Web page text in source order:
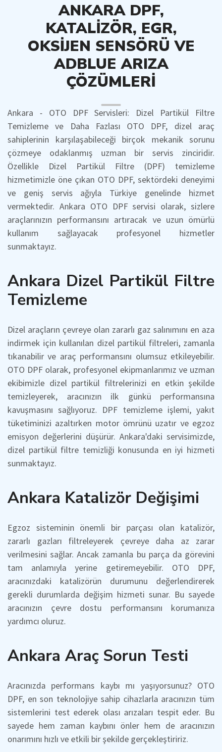
ANKARA DPF,
KATALİZÖR, EGR,
OKSİJEN SENSÖRÜ VE
ADBLUE ARIZA
ÇÖZÜMLERİ
Ankara - OTO DPF Servisleri: Dizel Partikül Filtre
Temizleme ve Daha Fazlası OTO DPF, dizel araç
sahiplerinin karşılaşabileceği birçok mekanik sorunu
çözmeye odaklanmış uzman bir servis zinciridir.
Özellikle Dizel Partikül Filtre (DPF) temizleme
hizmetimizle öne çıkan OTO DPF, sektördeki deneyimi
ve geniş servis ağıyla Türkiye genelinde hizmet
vermektedir. Ankara OTO DPF servisi olarak, sizlere
araçlarınızın performansını artıracak ve uzun ömürlü
kullanım sağlayacak profesyonel hizmetler
sunmaktayız.
Ankara Dizel Partikül Filtre
Temizleme
Dizel araçların çevreye olan zararlı gaz salınımını en aza
indirmek için kullanılan dizel partikül filtreleri, zamanla
tıkanabilir ve araç performansını olumsuz etkileyebilir.
OTO DPF olarak, profesyonel ekipmanlarımız ve uzman
ekibimizle dizel partikül filtrelerinizi en etkin şekilde
temizleyerek, aracınızın ilk günkü performansına
kavuşmasını sağlıyoruz. DPF temizleme işlemi, yakıt
tüketiminizi azaltırken motor ömrünü uzatır ve egzoz
emisyon değerlerini düşürür. Ankara'daki servisimizde,
dizel partikül filtre temizliği konusunda en iyi hizmeti
sunmaktayız.
Ankara Katalizör Değişimi
Egzoz sisteminin önemli bir parçası olan katalizör,
zararlı gazları filtreleyerek çevreye daha az zarar
verilmesini sağlar. Ancak zamanla bu parça da görevini
tam anlamıyla yerine getiremeyebilir. OTO DPF,
aracınızdaki katalizörün durumunu değerlendirerek
gerekli durumlarda değişim hizmeti sunar. Bu sayede
aracınızın çevre dostu performansını korumanıza
yardımcı oluruz.
Ankara Araç Sorun Testi
Aracınızda performans kaybı mı yaşıyorsunuz? OTO
DPF, en son teknolojiye sahip cihazlarla aracınızın tüm
sistemlerini test ederek olası arızaları tespit eder. Bu
sayede hem zaman kaybını önler hem de aracınızın
onarımını hızlı ve etkili bir şekilde gerçekleştiririz.